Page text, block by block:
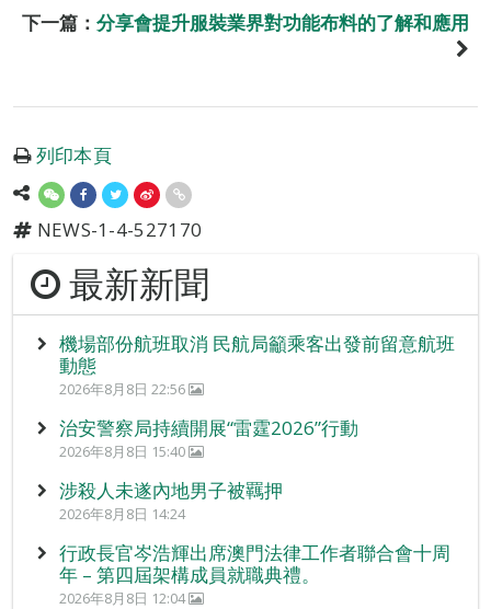
下一篇： 分享會提升服裝業界對功能布料的了解和應用
列印本頁
NEWS-1-4-527170
最新新聞
機場部份航班取消 民航局籲乘客出發前留意航班
動態
2026年8月8日 22:56
治安警察局持續開展“雷霆2026”行動
2026年8月8日 15:40
涉殺人未遂內地男子被羈押
2026年8月8日 14:24
行政長官岑浩輝出席澳門法律工作者聯合會十周
年 – 第四屆架構成員就職典禮。
2026年8月8日 12:04